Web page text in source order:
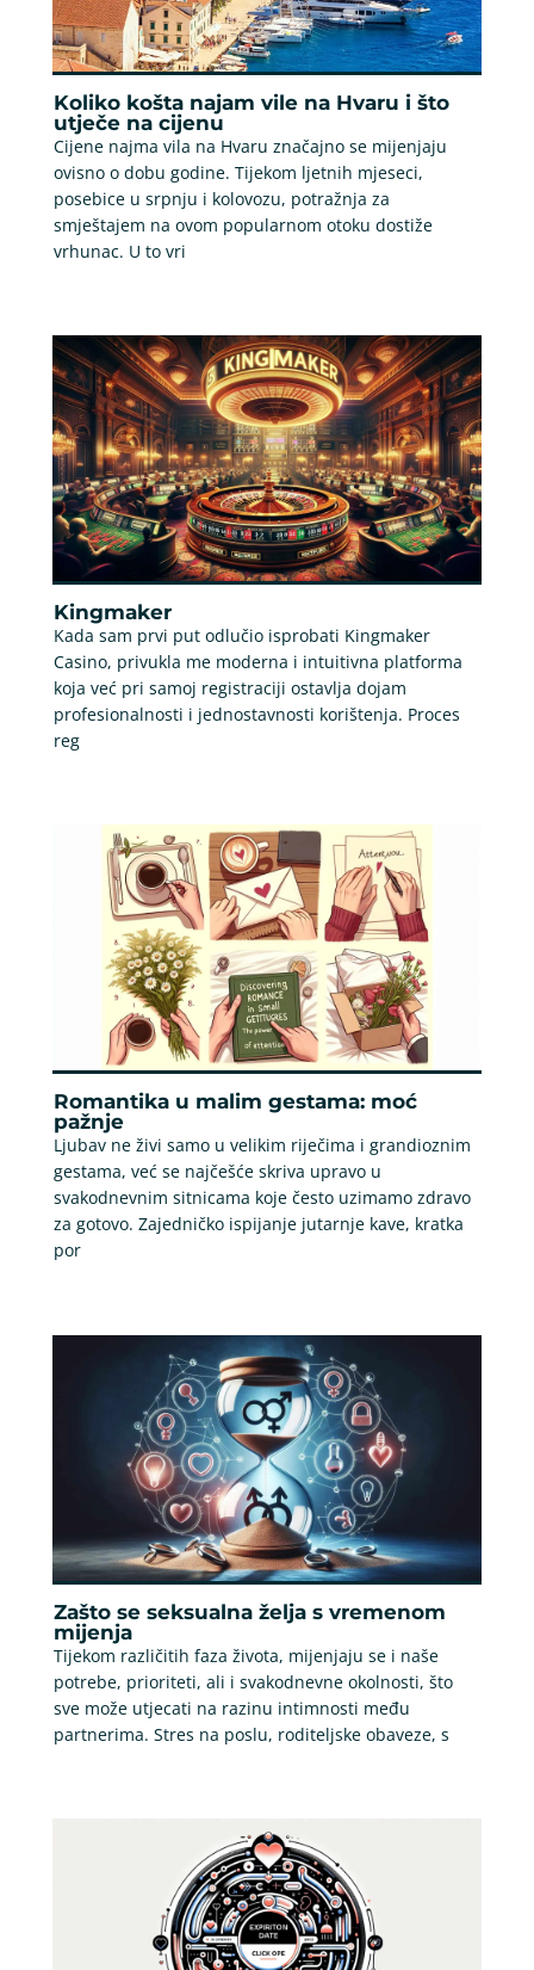
Koliko košta najam vile na Hvaru i što
utječe na cijenu
Cijene najma vila na Hvaru značajno se mijenjaju
ovisno o dobu godine. Tijekom ljetnih mjeseci,
posebice u srpnju i kolovozu, potražnja za
smještajem na ovom popularnom otoku dostiže
vrhunac. U to vri
Kingmaker
Kada sam prvi put odlučio isprobati Kingmaker
Casino, privukla me moderna i intuitivna platforma
koja već pri samoj registraciji ostavlja dojam
profesionalnosti i jednostavnosti korištenja. Proces
reg
Romantika u malim gestama: moć
pažnje
Ljubav ne živi samo u velikim riječima i grandioznim
gestama, već se najčešće skriva upravo u
svakodnevnim sitnicama koje često uzimamo zdravo
za gotovo. Zajedničko ispijanje jutarnje kave, kratka
por
Zašto se seksualna želja s vremenom
mijenja
Tijekom različitih faza života, mijenjaju se i naše
potrebe, prioriteti, ali i svakodnevne okolnosti, što
sve može utjecati na razinu intimnosti među
partnerima. Stres na poslu, roditeljske obaveze, s